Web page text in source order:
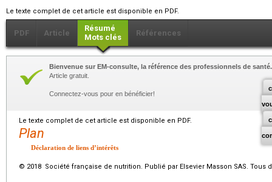
Le texte complet de cet article est disponible en PDF.
PDF Article
Résumé
Mots clés
Références
Bienvenue sur EM-consulte, la référence des professionnels de santé.
Article gratuit.
Connectez-vous pour en bénéficier!
Le texte complet de cet article est disponible en PDF.
Plan
Déclaration de liens d’intérêts
© 2018 Société française de nutrition. Publié par Elsevier Masson SAS. Tous